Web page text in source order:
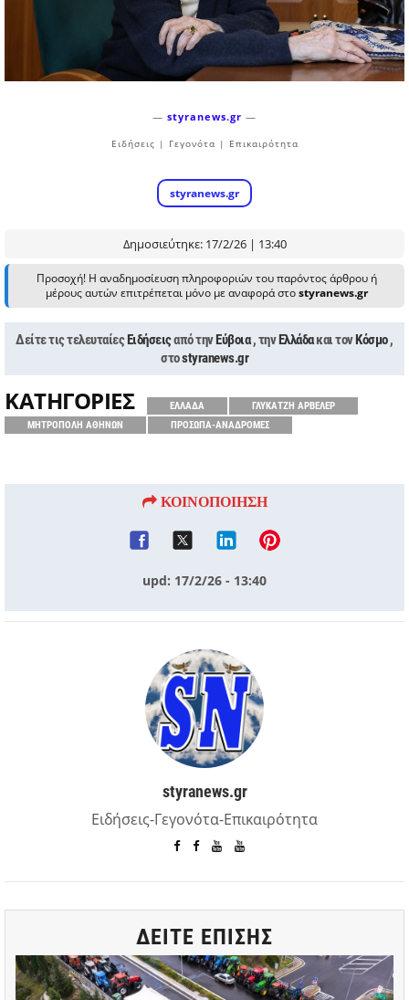
— styranews.gr —
Ειδήσεις | Γεγονότα | Επικαιρότητα
styranews.gr
Δημοσιεύτηκε: 17/2/26 | 13:40
Προσοχή! Η αναδημοσίευση πληροφοριών του παρόντος άρθρου ή
μέρους αυτών επιτρέπεται μόνο με αναφορά στοstyranews.gr
Δείτε τις τελευταίεςΕιδήσειςαπό τηνΕύβοια , τηνΕλλάδακαι τονΚόσμο,
στοstyranews.gr
ΚΑΤΗΓΟΡΙΕΣ ΕΛΛΑΔΑ
ΓΛΥΚΑΤΖΗ ΑΡΒΕΛΕΡ
ΜΗΤΡΟΠΟΛΗ ΑΘΗΝΩΝ
ΠΡΟΣΩΠΑ-ΑΝΑΔΡΟΜΕΣ
ΚΟΙΝΟΠΟΙΗΣΗ
upd: 17/2/26 - 13:40
styranews.gr
Ειδήσεις-Γεγονότα-Επικαιρότητα
ΔΕΙΤΕ ΕΠΙΣΗΣ